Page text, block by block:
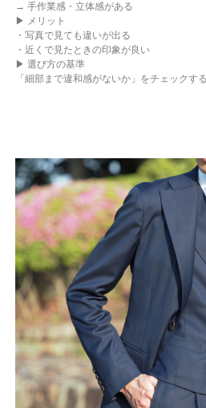
→ 手作業感・立体感がある
▶ メリット
・写真で見ても違いが出る
・近くで見たときの印象が良い
▶ 選び方の基準
「細部まで違和感がないか」をチェックす